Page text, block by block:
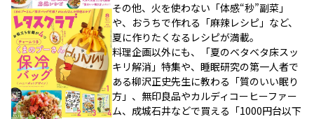
その他、火を使わない「体感“秒”副菜」
や、おうちで作れる「麻辣レシピ」など、
夏に作りたくなるレシピが満載。
料理企画以外にも、「夏のベタベタ床スッ
キリ解消」特集や、睡眠研究の第一人者で
ある柳沢正史先生に教わる「質のいい眠り
方」、無印良品やカルディコーヒーファー
ム、成城石井などで買える「1000円台以下